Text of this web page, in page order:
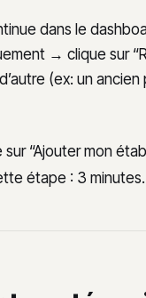
dans le
→ clique sur
(ex: un
sur “Ajouter mon
étape : 3 minutes.